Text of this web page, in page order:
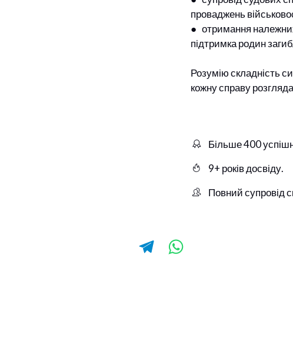
проваджень
● отримання
підтримка родин
Розумію складність
кожну справу
Більше 400
9+ років досвіду.
Повний супровід